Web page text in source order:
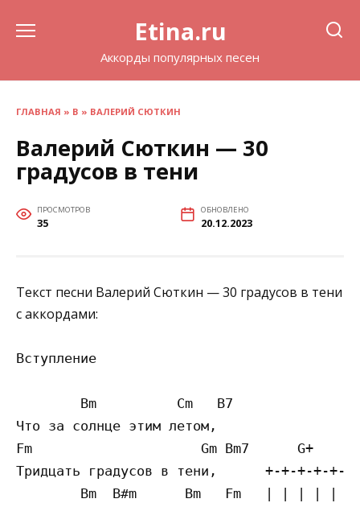
Etina.ru
Аккорды популярных песен
ГЛАВНАЯ » В » ВАЛЕРИЙ СЮТКИН
Валерий Сюткин — 30
градусов в тени
ПРОСМОТРОВ
35
ОБНОВЛЕНО
20.12.2023
Текст песни Валерий Сюткин — 30 градусов в тени
с аккордами:
Вступление
        Bm          Cm   B7
Что за солнце этим летом,
Fm                     Gm Bm7      G+
Тридцать градусов в тени,      +-+-+-+-+-+
Bm  B#m      Bm   Fm   | | | | | 0